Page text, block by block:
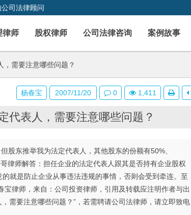
司法律顾问
律师 股权律师 公司法律咨询 案例故事
，需要注意哪些问题？
代表人，需要注意哪些问题？
股东推举我为法定代表人，其他股东的份额有50%、
律师解答：担任企业的法定代表人跟其是否持有企业股权
就是防止企业从事违法违规的事情，否则会受到牵连。至
律师，来自：公司投资律师，引用及转载应注明作者与出
需要注意哪些问题？”，若需聘请公司法律师，请立即致电
杨春宝 2007/11/20 0 1,411